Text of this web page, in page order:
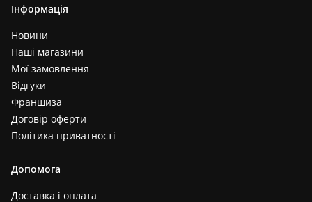
Інформація
Новини
Наші магазини
Мої замовлення
Відгуки
Франшиза
Договір оферти
Політика приватності
Допомога
Доставка і оплата